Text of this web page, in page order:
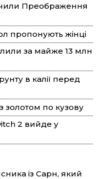
Преображення
пропонують жінці
за майже 13 млн
в калії перед
золотом по кузову
2 вийде у
із Сарн, який